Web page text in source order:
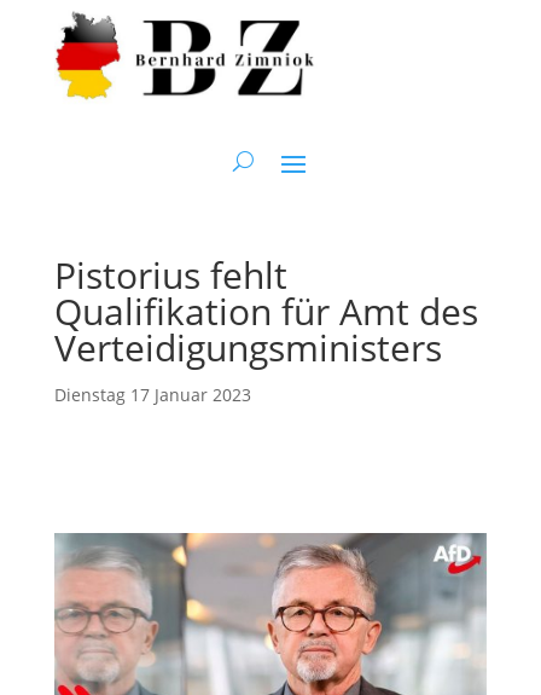
Pistorius fehlt
Qualifikation für Amt des
Verteidigungsministers
Dienstag 17 Januar 2023